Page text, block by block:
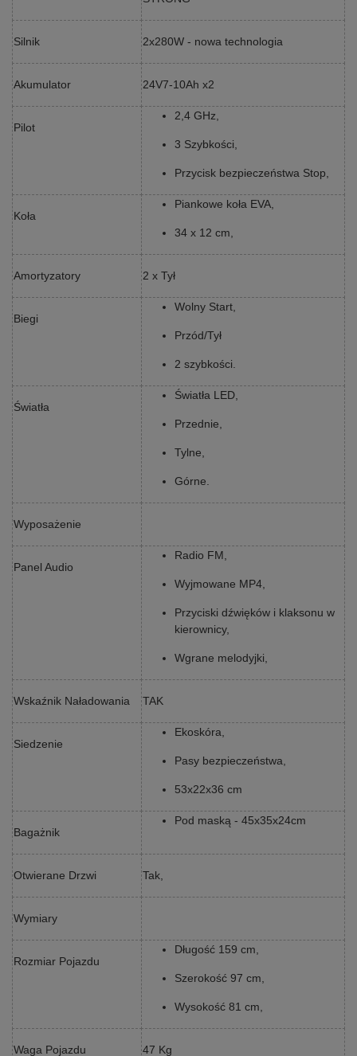
Silnik 2x280W - nowa technologia
Akumulator 24V7-10Ah x2
Pilot
2,4 GHz,
3 Szybkości,
Przycisk bezpieczeństwa Stop,
Koła
Piankowe koła EVA,
34 x 12 cm,
Amortyzatory 2 x Tył
Biegi
Wolny Start,
Przód/Tył
2 szybkości.
Światła
Światła LED,
Przednie,
Tylne,
Górne.
Wyposażenie
Panel Audio
Radio FM,
Wyjmowane MP4,
Przyciski dźwięków i klaksonu w
kierownicy,
Wgrane melodyjki,
Wskaźnik Naładowania TAK
Siedzenie
Ekoskóra,
Pasy bezpieczeństwa,
53x22x36 cm
Bagażnik
Pod maską - 45x35x24cm
Otwierane Drzwi Tak,
Wymiary
Rozmiar Pojazdu
Długość 159 cm,
Szerokość 97 cm,
Wysokość 81 cm,
Waga Pojazdu 47 Kg